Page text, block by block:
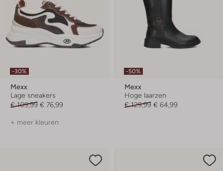
-30%
Mexx
Lage sneakers
€ 109,99 € 76,99
+ meer kleuren
-50%
Mexx
Hoge laarzen
€ 129,99 € 64,99